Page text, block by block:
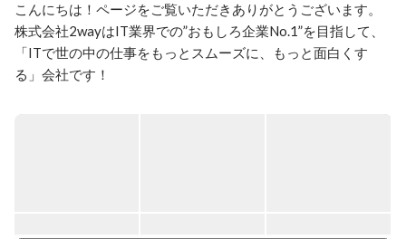
こんにちは！ページをご覧いただきありがとうございます。
株式会社2wayはIT業界での”おもしろ企業No.1”を目指して、
「ITで世の中の仕事をもっとスムーズに、もっと面白くす
る」会社です！
現在は、